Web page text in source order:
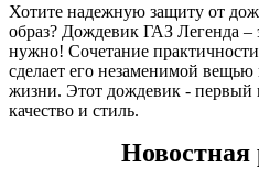
Хотите надежную защиту от
образ? Дождевик ГАЗ Легенда –
нужно! Сочетание
сделает его незаменимой
жизни. Этот дождевик - первый
качество и стиль.
Новостная